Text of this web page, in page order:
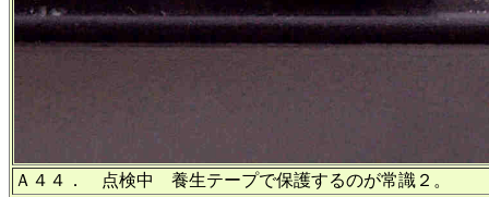
Ａ４４． 点検中 養生テープで保護するのが常識２。